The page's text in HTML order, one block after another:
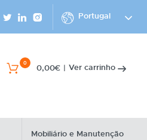
Portugal
0 0,00€ | Ver carrinho
Mobiliário e Manutenção